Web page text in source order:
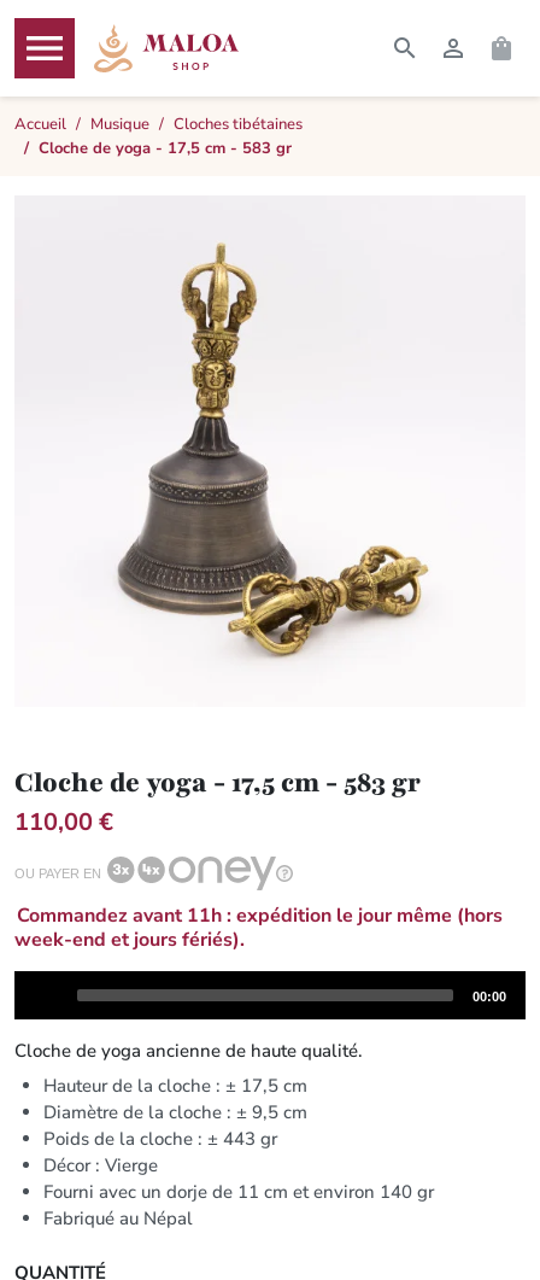

MENU
  
Accueil Musique
Cloches tibétaines
Cloche de yoga - 17,5 cm - 583 gr
Cloche de yoga - 17,5 cm - 583 gr
110,00 €
OU PAYER EN
Commandez avant 11h : expédition le jour même (hors
week-end et jours fériés).
Total
00:00
Cloche de yoga ancienne de haute qualité.
Hauteur de la cloche : ± 17,5 cm
Diamètre de la cloche : ± 9,5 cm
Poids de la cloche : ± 443 gr
Décor : Vierge
Fourni avec un dorje de 11 cm et environ 140 gr
Fabriqué au Népal
QUANTITÉ